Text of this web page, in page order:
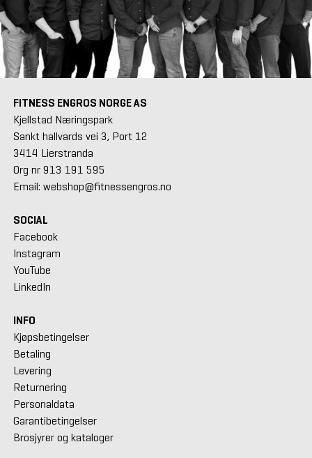
FITNESS ENGROS NORGE AS
Kjellstad Næringspark
Sankt hallvards vei 3, Port 12
3414 Lierstranda
Org nr 913 191 595
Email: webshop@fitnessengros.no
SOCIAL
Facebook
Instagram
YouTube
LinkedIn
INFO
Kjøpsbetingelser
Betaling
Levering
Returnering
Personaldata
Garantibetingelser
Brosjyrer og kataloger